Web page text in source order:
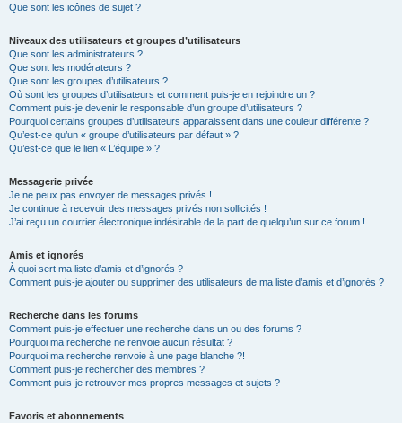
Que sont les icônes de sujet ?
Niveaux des utilisateurs et groupes d’utilisateurs
Que sont les administrateurs ?
Que sont les modérateurs ?
Que sont les groupes d’utilisateurs ?
Où sont les groupes d’utilisateurs et comment puis-je en rejoindre un ?
Comment puis-je devenir le responsable d’un groupe d’utilisateurs ?
Pourquoi certains groupes d’utilisateurs apparaissent dans une couleur différente ?
Qu’est-ce qu’un « groupe d’utilisateurs par défaut » ?
Qu’est-ce que le lien « L’équipe » ?
Messagerie privée
Je ne peux pas envoyer de messages privés !
Je continue à recevoir des messages privés non sollicités !
J’ai reçu un courrier électronique indésirable de la part de quelqu’un sur ce forum !
Amis et ignorés
À quoi sert ma liste d’amis et d’ignorés ?
Comment puis-je ajouter ou supprimer des utilisateurs de ma liste d’amis et d’ignorés ?
Recherche dans les forums
Comment puis-je effectuer une recherche dans un ou des forums ?
Pourquoi ma recherche ne renvoie aucun résultat ?
Pourquoi ma recherche renvoie à une page blanche ?!
Comment puis-je rechercher des membres ?
Comment puis-je retrouver mes propres messages et sujets ?
Favoris et abonnements